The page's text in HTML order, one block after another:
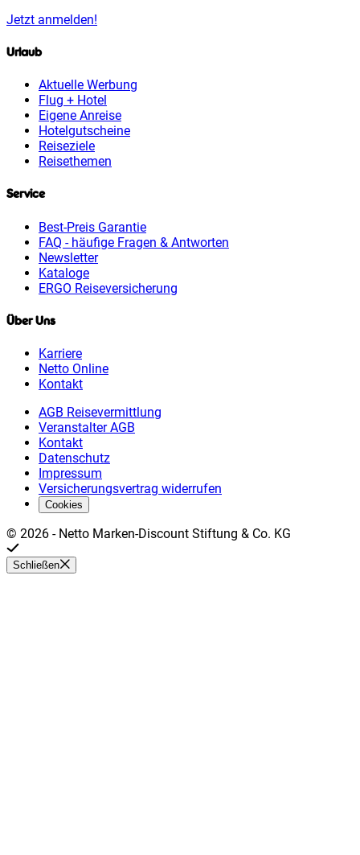
Jetzt anmelden!
Urlaub
Aktuelle Werbung
Flug + Hotel
Eigene Anreise
Hotelgutscheine
Reiseziele
Reisethemen
Service
Best-Preis Garantie
FAQ - häufige Fragen & Antworten
Newsletter
Kataloge
ERGO Reiseversicherung
Über Uns
Karriere
Netto Online
Kontakt
AGB Reisevermittlung
Veranstalter AGB
Kontakt
Datenschutz
Impressum
Versicherungsvertrag widerrufen
Cookies
© 2026 - Netto Marken-Discount Stiftung & Co. KG
Schließen